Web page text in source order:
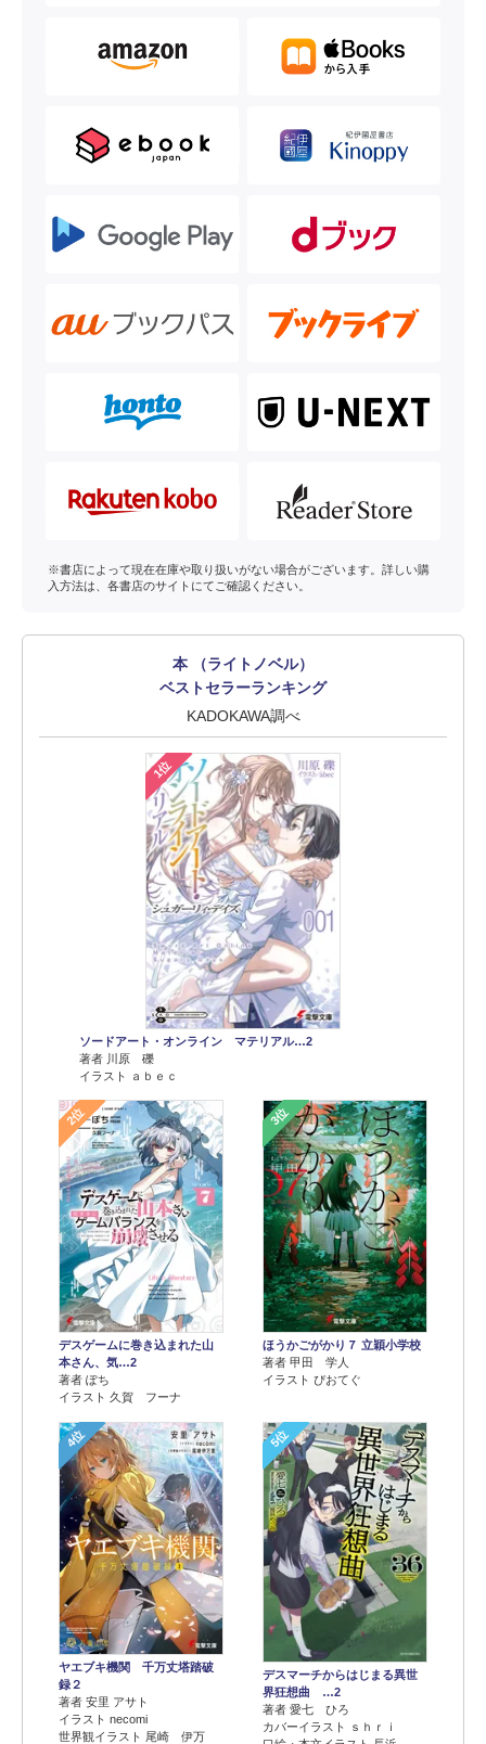
※書店によって現在在庫や取り扱いがない場合がございます。詳しい購
入方法は、各書店のサイトにてご確認ください。
本 （ライトノベル）
ベストセラーランキング
KADOKAWA調べ
1位
ソードアート・オンライン マテリアル…2
著者 川原 礫
イラスト ａｂｅｃ
2位
デスゲームに巻き込まれた山
本さん、気…2
著者 ぽち
イラスト 久賀 フーナ
3位
ほうかごがかり７ 立穎小学校
著者 甲田 学人
イラスト ぴおてぐ
4位
ヤエブキ機関 千万丈塔踏破
録２
著者 安里 アサト
イラスト necomi
世界観イラスト 尾崎 伊万
5位
デスマーチからはじまる異世
界狂想曲 …2
著者 愛七 ひろ
カバーイラスト ｓｈｒｉ